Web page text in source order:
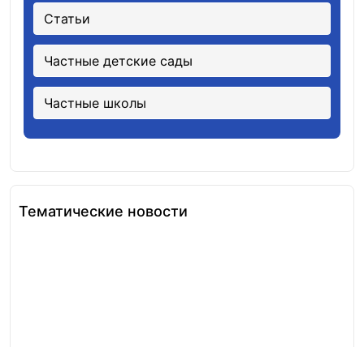
Статьи
Частные детские сады
Частные школы
Тематические новости